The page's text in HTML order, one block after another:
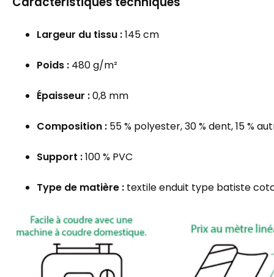
Largeur du tissu :145 cm
Poids : 480 g/m²
Épaisseur :0,8 mm
Composition : 55 % polyester, 30 % dent, 15 %
Support :100 % PVC
Type de matière : textile enduit type batiste